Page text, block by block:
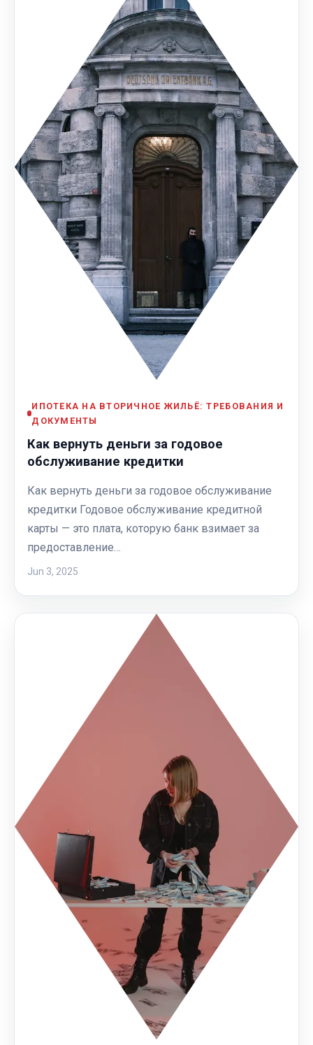
ИПОТЕКА НА ВТОРИЧНОЕ ЖИЛЬЁ: ТРЕБОВАНИЯ И
ДОКУМЕНТЫ
Как вернуть деньги за годовое
обслуживание кредитки
Как вернуть деньги за годовое обслуживание
кредитки Годовое обслуживание кредитной
карты — это плата, которую банк взимает за
предоставление…
Jun 3, 2025